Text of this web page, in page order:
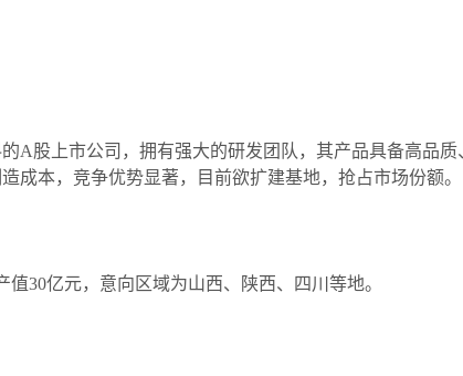
A股上市公司，拥有强大的研发团队，其产品具备高品质
成本，竞争优势显著，目前欲扩建基地，抢占市场份额。
30亿元，意向区域为山西、陕西、四川等地。